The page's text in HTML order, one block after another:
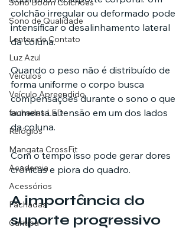
Sono Boom Colchões
Sono de Qualidade
Lentes de Contato
Luz Azul
Veículos
Veículo Apreendido
fachadas LED
Relógios
Mangata CrossFit
Academia
Acessórios
Fachadas
Curitiba
colchão irregular ou deformado pode
intensificar o desalinhamento lateral
da coluna.
Quando o peso não é distribuído de
forma uniforme o corpo busca
compensações durante o sono o que
aumenta a tensão em um dos lados
da coluna.
Com o tempo isso pode gerar dores
crônicas e piora do quadro.
A importância do
suporte progressivo